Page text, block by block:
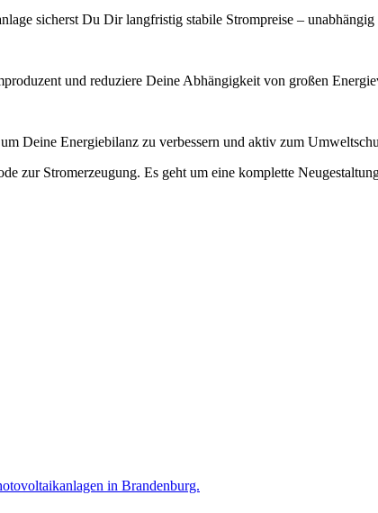
sicherst Du Dir langfristig stabile Strompreise –
und reduziere Deine Abhängigkeit von großen
Deine Energiebilanz zu verbessern und aktiv zum
zur Stromerzeugung. Es geht um eine komplette
in Brandenburg.